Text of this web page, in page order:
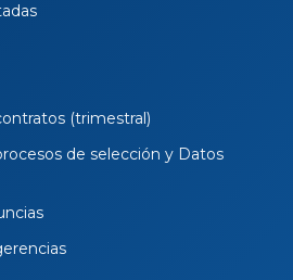
(trimestral)
de selección y Datos